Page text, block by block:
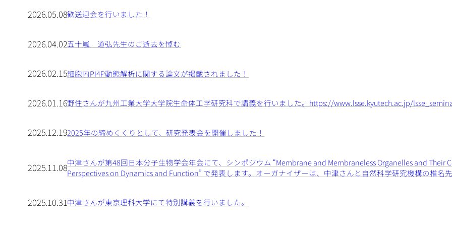
2026.05.08歓送迎会を行いました！
2026.04.02五十嵐 道弘先生のご逝去を悼む
2026.02.15細胞内PI4P動態解析に関する論文が掲載されました！
2026.01.16野住さんが九州工業大学大学院生命体工学研究科で講義を行いました。https://www.lsse.kyutech.ac.jp/
2025.12.192025年の締めくくりとして、研究発表会を開催しました！
2025.11.08中津さんが第48回日本分子生物学会年会にて、シンポジウム “Membrane and Membraneless Organelles and Their
Perspectives on Dynamics and Function” で発表します。オーガナイザーは、中津さんと自然科学研究機構の椎名先
2025.10.31中津さんが東京理科大学にて特別講義を行いました。